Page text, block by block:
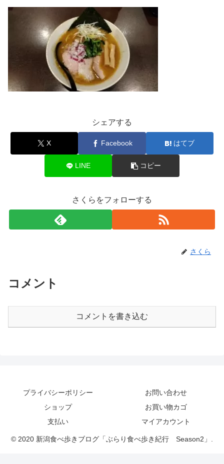
シェアする
X Facebook はてブ
LINE コピー
さくらをフォローする
さくら
コメント
コメントを書き込む
プライバシーポリシー
お問い合わせ
ショップ
お買い物カゴ
支払い
マイアカウント
© 2020 新潟食べ歩きブログ「ぶらり食べ歩き紀行 Season2」.